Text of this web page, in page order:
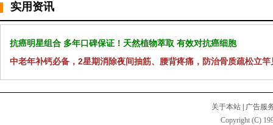
实用资讯
抗癌明星组合 多年口碑保证！天然植物萃取 有效对抗癌细胞
中老年补钙必备，2星期消除夜间抽筋、腰背疼痛，防治骨质疏松立竿
关于本站
广告服
Copyright (C)